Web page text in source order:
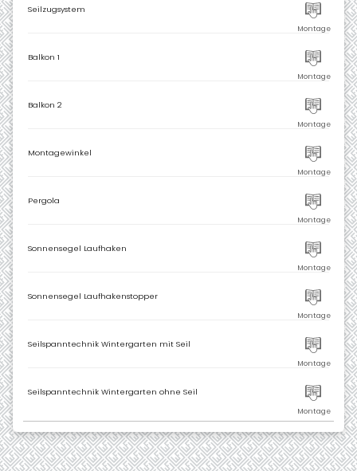
Seilzugsystem
Balkon 1
Balkon 2
Montagewinkel
Pergola
Sonnensegel Laufhaken
Sonnensegel Laufhakenstopper
Seilspanntechnik Wintergarten mit Seil
Seilspanntechnik Wintergarten ohne Seil